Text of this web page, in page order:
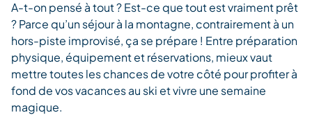
A-t-on pensé à tout ? Est-ce que tout est vraiment prêt
? Parce qu’un séjour à la montagne, contrairement à un
hors-piste improvisé, ça se prépare ! Entre préparation
physique, équipement et réservations, mieux vaut
mettre toutes les chances de votre côté pour profiter à
fond de vos vacances au ski et vivre une semaine
magique.